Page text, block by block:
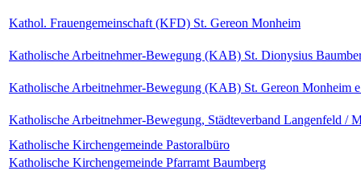
Kathol. Frauengemeinschaft (KFD) St. Gereon Monheim
Katholische Arbeitnehmer-Bewegung (KAB) St. Dionysius
Katholische Arbeitnehmer-Bewegung (KAB) St. Gereon Monheim
Katholische Arbeitnehmer-Bewegung, Städteverband Langenfeld /
Katholische Kirchengemeinde Pastoralbüro
Katholische Kirchengemeinde Pfarramt Baumberg